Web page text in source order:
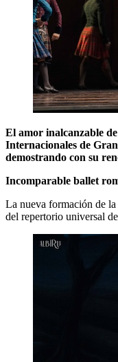
El amor inalcanzable
Internacionales de
demostrando con su
Incomparable ballet
La nueva formación de
del repertorio universal